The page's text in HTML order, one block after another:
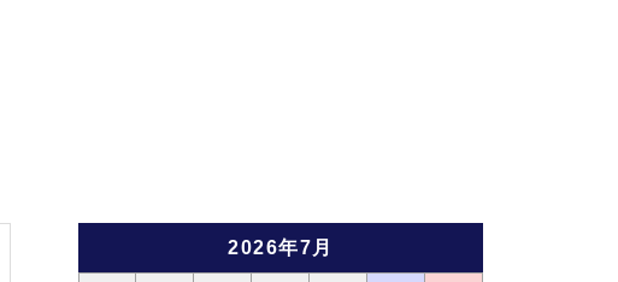
2026年7月